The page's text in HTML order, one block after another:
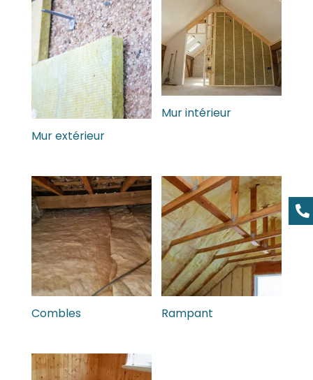
Mur extérieur
Mur intérieur
Combles Rampant
